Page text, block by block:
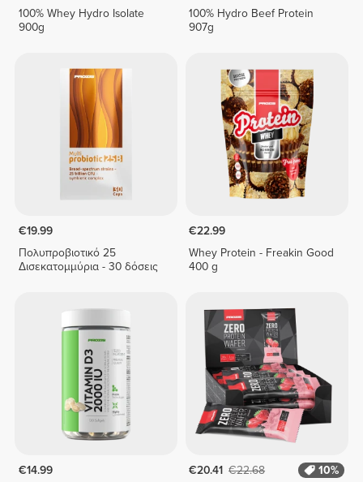
100% Whey Hydro Isolate
900g
100% Hydro Beef Protein
907g
€19.99
Πολυπροβιοτικό 25
Δισεκατομμύρια - 30 δόσεις
€22.99
Whey Protein - Freakin Good
400 g
€14.99
€20.41 €22.68
10%